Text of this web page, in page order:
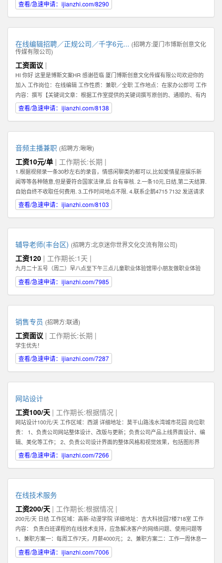
查看/急速申请：ijianzhi.com/8290
在线编辑招聘／正规公司／千字6元... (招聘方:厦门市博斯创意文化
传媒有限公司)
工资面议 |
HI 你好 这里是博斯文案HR 感谢莅临 厦门博斯创意文化传媒有限公司欢迎你的
加入 工作岗位：在线编辑 工作性质：兼职／全职 工作地点：在家办公即可 工作
内容：撰写【关键词文章：根据工作室提供的关键词撰写原创的、通顺的、有内
容的文章】 文章要求：质量一般，重点要求原创（不可复制网络文章）、通
顺。 编辑薪资：稿酬制。【6元／1000字】 非诚勿扰。考虑清楚自己是否合
查看/急速申请：ijianzhi.com/8138
音频主播兼职 (招聘方:啾啾)
工资10元/单 | 工作期长:长期 |
1.根据视频录一条30秒左右的录音，情感闲聊类的都可以,比如爱情星座娱乐新
闻等等各种随意,但是要符合国家法律,后 台有审核. 2.一条10元,日结,第二天结算.
自始自终不收取任何费用. 3.工作时间地点不限. 4.联系企鹅4715 7132 发送请求
时,请备注录音采集兼职.
查看/急速申请：ijianzhi.com/8103
辅导老师(丰台区) (招聘方:北京迷你世界文化交流有限公司)
工资120 | 工作期长:1天 |
九月二十五号（周二）早八点至下午三点儿童职业体验馆带小朋友做职业体验
查看/急速申请：ijianzhi.com/7985
销售专员 (招聘方:联通)
工资面议 | 工作期长:长期 |
学生优先！
查看/急速申请：ijianzhi.com/7287
网站设计
工资100/天 | 工作期长:根据情况 |
网站设计100元/天 工作区域：西湖 详细地址：莫干山路浅水湾城市花园 岗位职
责： 1、负责公司网站整体设计、改版与更新；负责公司产品上线界面设计、编
辑、美化等工作； 2、负责公司设计界面的整体风格和视觉效果，包括图形界
面，交互设计，logo及icon设计等； 3、熟练把握网页各元素和要件，能够独立
进行网站美工布局的设计； 4、不断完善和熟悉，负责网站整体架构的设计和网
的收集、整理、汇总、归档等工作，为公司各项目的成功开发提供优质素材；
6、负责公司产品包括网页和手机应用程序等的人机交互界面设计，提高用户使
用体验； 7、根据项目具体要求解决各类UI设计和优化问题。 职位要求： 1、一
年以上相关专业工作经验。 2、熟练使用设计工具如Photoshop，Illustrator，
Flash等；掌握HTML，XHTML，CSS，XML，JavaScrip等常用语言软件。 3、
具有丰富的视觉创作经验和独到的审美修养 4、具备优秀的网站整体策划、设计
能力,有丰富的网页设计经验. 有意向的请直接电话联系，附上您的案例作品。
查看/急速申请：ijianzhi.com/7266
在线技术服务
工资200/天 | 工作期长:根据情况 |
200元/天 日结 工作区域：高新-动漫学院 详细地址：吉大科技园7楼718室 工作
内容： 负责白班课程的在线技术支持，应急解决客户的网络问题、使用问题等
1、兼职方案一：每周工作7天，月薪4000元； 2、兼职方案二：工作一周休息一
周，月薪2000元 3、7月9日开始正式上班 4、兼职大学生暑假打工优先考虑 联
系方式 王先生
查看/急速申请：ijianzhi.com/7006